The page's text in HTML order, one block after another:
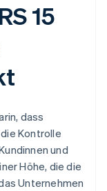
15
dass
Kontrolle
und
Höhe, die die
Unternehmen